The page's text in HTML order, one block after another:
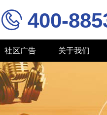
 400-
社区广告 关于我们